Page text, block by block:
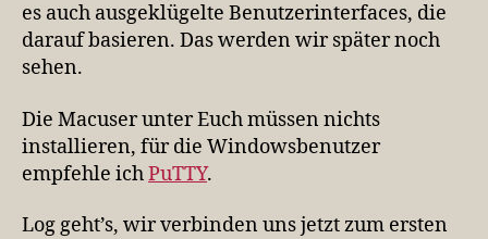
es auch ausgeklügelte Benutzerinterfaces, die
darauf basieren. Das werden wir später noch
sehen.
Die Macuser unter Euch müssen nichts
installieren, für die Windowsbenutzer
empfehle ichPuTTY.
Log geht’s, wir verbinden uns jetzt zum ersten